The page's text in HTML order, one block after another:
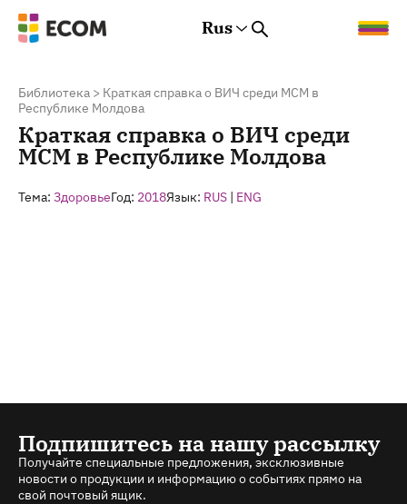
Rus
Библиотека > Краткая справка о ВИЧ среди МСМ в
Республике Молдова
Краткая справка о ВИЧ среди
МСМ в Республике Молдова
Тема: ЗдоровьеГод: 2018Язык: RUS | ENG
Подпишитесь на нашу рассылку
Получайте специальные предложения, эксклюзивные
новости о продукции и информацию о событиях прямо на
свой почтовый ящик.